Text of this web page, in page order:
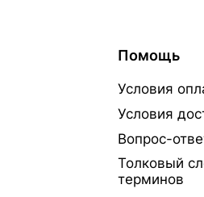
Помощь
Условия
Условия
Вопрос-
Толковый
терминов